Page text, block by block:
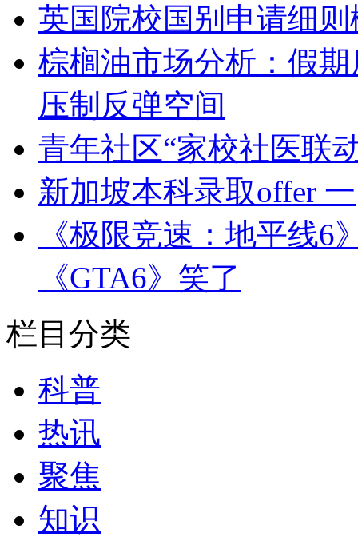
英国院校国别申请细则
棕榈油市场分析：假
压制反弹空间
青年社区“家校社医联
新加坡本科录取offer 一
《极限竞速：地平线
《GTA6》笑了
栏目分类
科普
热讯
聚焦
知识